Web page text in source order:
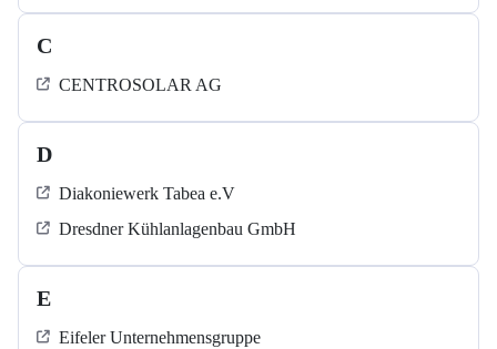
C
CENTROSOLAR AG
D
Diakoniewerk Tabea e.V
Dresdner Kühlanlagenbau GmbH
E
Eifeler Unternehmensgruppe